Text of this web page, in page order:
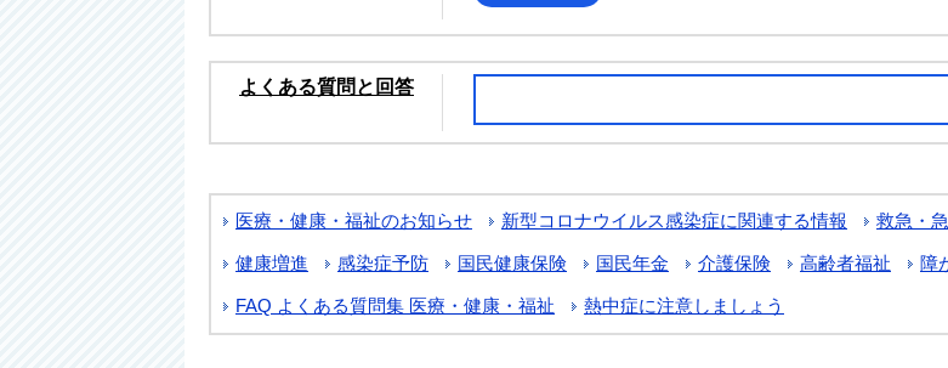
よくある質問と回答
医療・健康・福祉のお知らせ 新型コロナウイルス感染症に関連する情報 救急・
健康増進 感染症予防 国民健康保険 国民年金 介護保険 高齢者福祉 障
FAQ よくある質問集 医療・健康・福祉 熱中症に注意しましょう